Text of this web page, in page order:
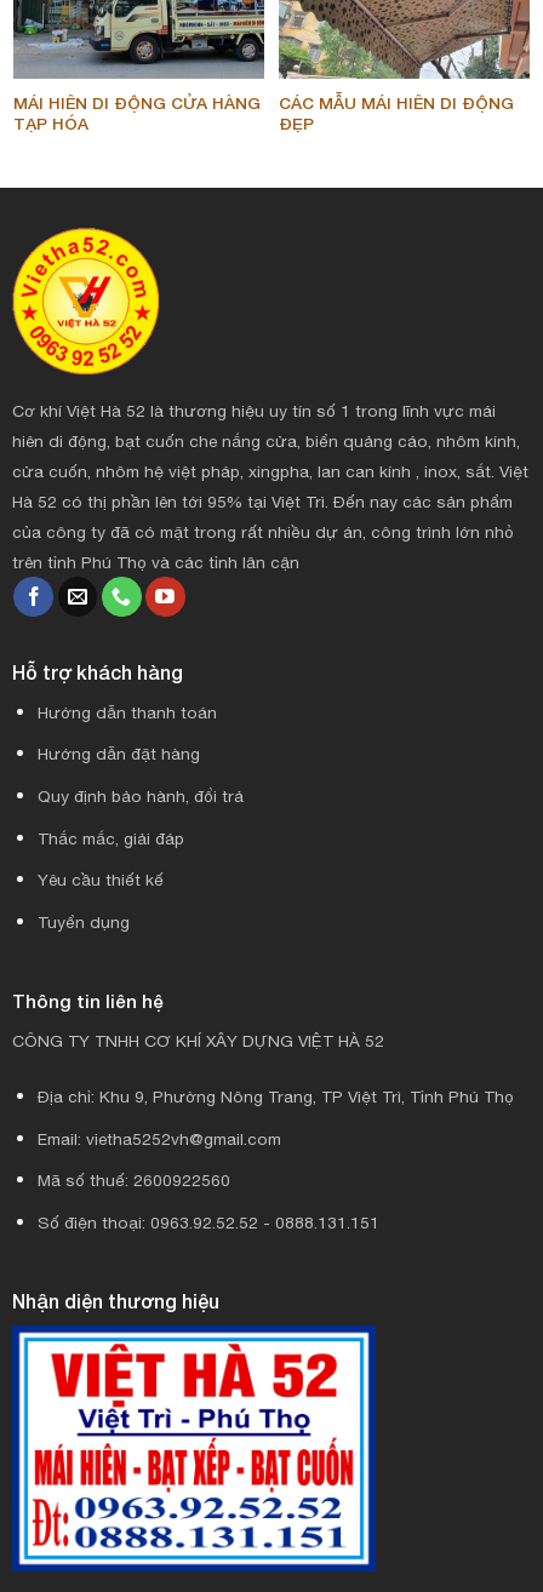
MÁI HIÊN DI ĐỘNG CỬA HÀNG
TẠP HÓA
CÁC MẪU MÁI HIÊN DI ĐỘNG
ĐẸP
Cơ khí Việt Hà 52 là thương hiệu uy tín số 1 trong lĩnh vực mái
hiên di động, bạt cuốn che nắng cửa, biển quảng cáo, nhôm kính,
cửa cuốn, nhôm hệ việt pháp, xingpha, lan can kính , inox, sắt. Việt
Hà 52 có thị phần lên tới 95% tại Việt Trì. Đến nay các sản phẩm
của công ty đã có mặt trong rất nhiều dự án, công trình lớn nhỏ
trên tỉnh Phú Thọ và các tỉnh lân cận
Hỗ trợ khách hàng
Hướng dẫn thanh toán
Hướng dẫn đặt hàng
Quy định bảo hành, đổi trả
Thắc mắc, giải đáp
Yêu cầu thiết kế
Tuyển dụng
Thông tin liên hệ
CÔNG TY TNHH CƠ KHÍ XÂY DỰNG VIỆT HÀ 52
Địa chỉ: Khu 9, Phường Nông Trang, TP Việt Trì, Tỉnh Phú Thọ
Email: vietha5252vh@gmail.com
Mã số thuế: 2600922560
Số điện thoại: 0963.92.52.52 - 0888.131.151
Nhận diện thương hiệu